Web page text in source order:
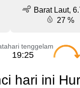
Barat Laut,
27 %
tenggelam
19:25
hari ini